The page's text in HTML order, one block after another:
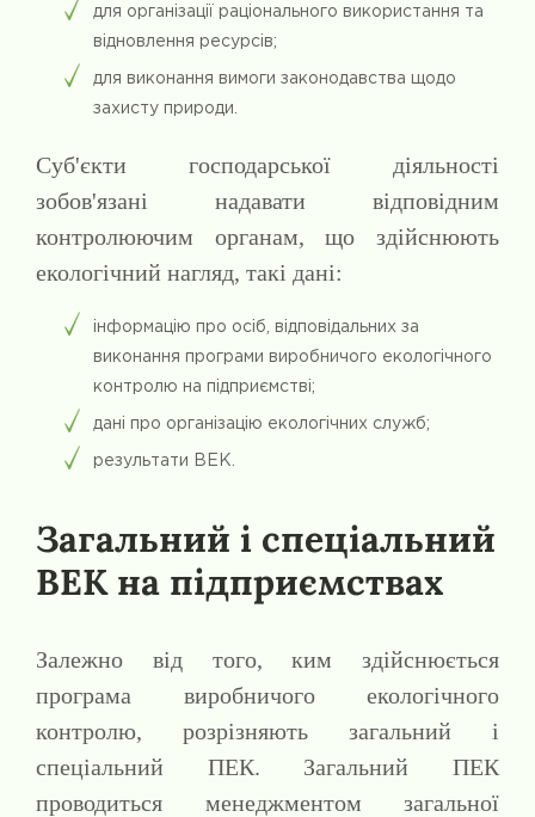
для організації раціонального використання та
відновлення ресурсів;
для виконання вимоги законодавства щодо
захисту природи.
Суб'єкти господарської діяльності
зобов'язані надавати відповідним
контролюючим органам, що здійснюють
екологічний нагляд, такі дані:
інформацію про осіб, відповідальних за
виконання програми виробничого екологічного
контролю на підприємстві;
дані про організацію екологічних служб;
результати ВЕК.
Загальний і спеціальний
ВЕК на підприємствах
Залежно від того, ким здійснюється
програма виробничого екологічного
контролю, розрізняють загальний і
спеціальний ПЕК. Загальний ПЕК
проводиться менеджментом загальної